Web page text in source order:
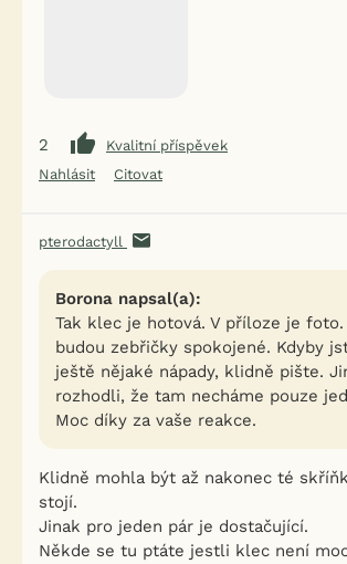
2
Kvalitní příspěvek
Nahlásit
Citovat
pterodactyll
Borona napsal(a):
Tak klec je hotová. V příloze je foto.
budou zebřičky spokojené. Kdyby
ještě nějaké nápady, klidně pište.
rozhodli, že tam necháme pouze
Moc díky za vaše reakce.
Klidně mohla být až nakonec té
stojí.
Jinak pro jeden pár je dostačující.
Někde se tu ptáte jestli klec není